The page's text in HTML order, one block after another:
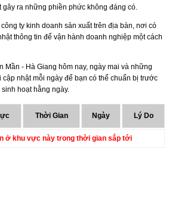
ra những phiền phức không đáng có.
ty kinh doanh sản xuất trên địa bàn, nơi có
thông tin để vận hành doanh nghiệp một cách
Mần - Hà Giang hôm nay, ngày mai và những
nhật mỗi ngày để bạn có thể chuẩn bị trước
hoạt hằng ngày.
Thời Gian Ngày Lý Do
ở khu vực này trong thời gian sắp tới